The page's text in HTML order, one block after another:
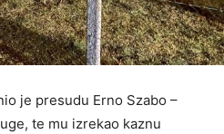
je presudu Erno Szabo –
te mu izrekao kaznu